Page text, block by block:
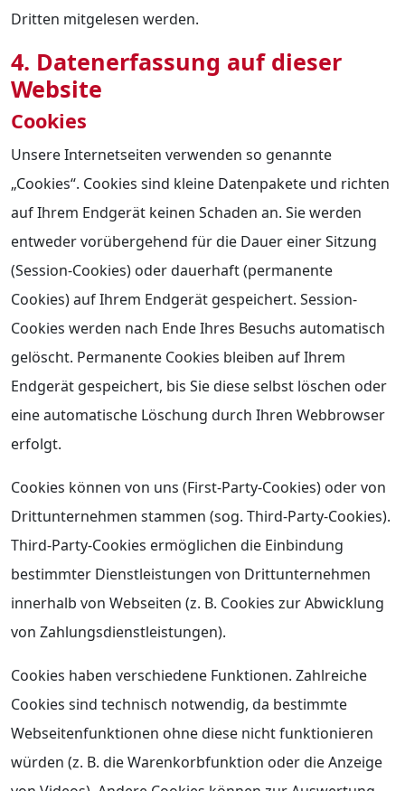
Dritten mitgelesen werden.
4. Datenerfassung auf dieser
Website
Cookies
Unsere Internetseiten verwenden so genannte
„Cookies“. Cookies sind kleine Datenpakete und richten
auf Ihrem Endgerät keinen Schaden an. Sie werden
entweder vorübergehend für die Dauer einer Sitzung
(Session-Cookies) oder dauerhaft (permanente
Cookies) auf Ihrem Endgerät gespeichert. Session-
Cookies werden nach Ende Ihres Besuchs automatisch
gelöscht. Permanente Cookies bleiben auf Ihrem
Endgerät gespeichert, bis Sie diese selbst löschen oder
eine automatische Löschung durch Ihren Webbrowser
erfolgt.
Cookies können von uns (First-Party-Cookies) oder von
Drittunternehmen stammen (sog. Third-Party-Cookies).
Third-Party-Cookies ermöglichen die Einbindung
bestimmter Dienstleistungen von Drittunternehmen
innerhalb von Webseiten (z. B. Cookies zur Abwicklung
von Zahlungsdienstleistungen).
Cookies haben verschiedene Funktionen. Zahlreiche
Cookies sind technisch notwendig, da bestimmte
Webseitenfunktionen ohne diese nicht funktionieren
würden (z. B. die Warenkorbfunktion oder die Anzeige